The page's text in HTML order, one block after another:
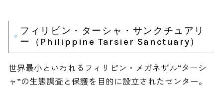
フィリピン・ターシャ・サンクチュアリ
ー（Philippine Tarsier Sanctuary）
世界最小といわれるフィリピン・メガネザル“ターシ
ャ”の生態調査と保護を目的に設立されたセンター。